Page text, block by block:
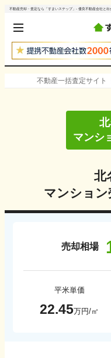
不動産売却・査定なら「すまいステップ」- 優良不動産会社と出
不動産一括査定サイト
マンシ
北
マンション
売却相場
平米単価
22.45万円/㎡